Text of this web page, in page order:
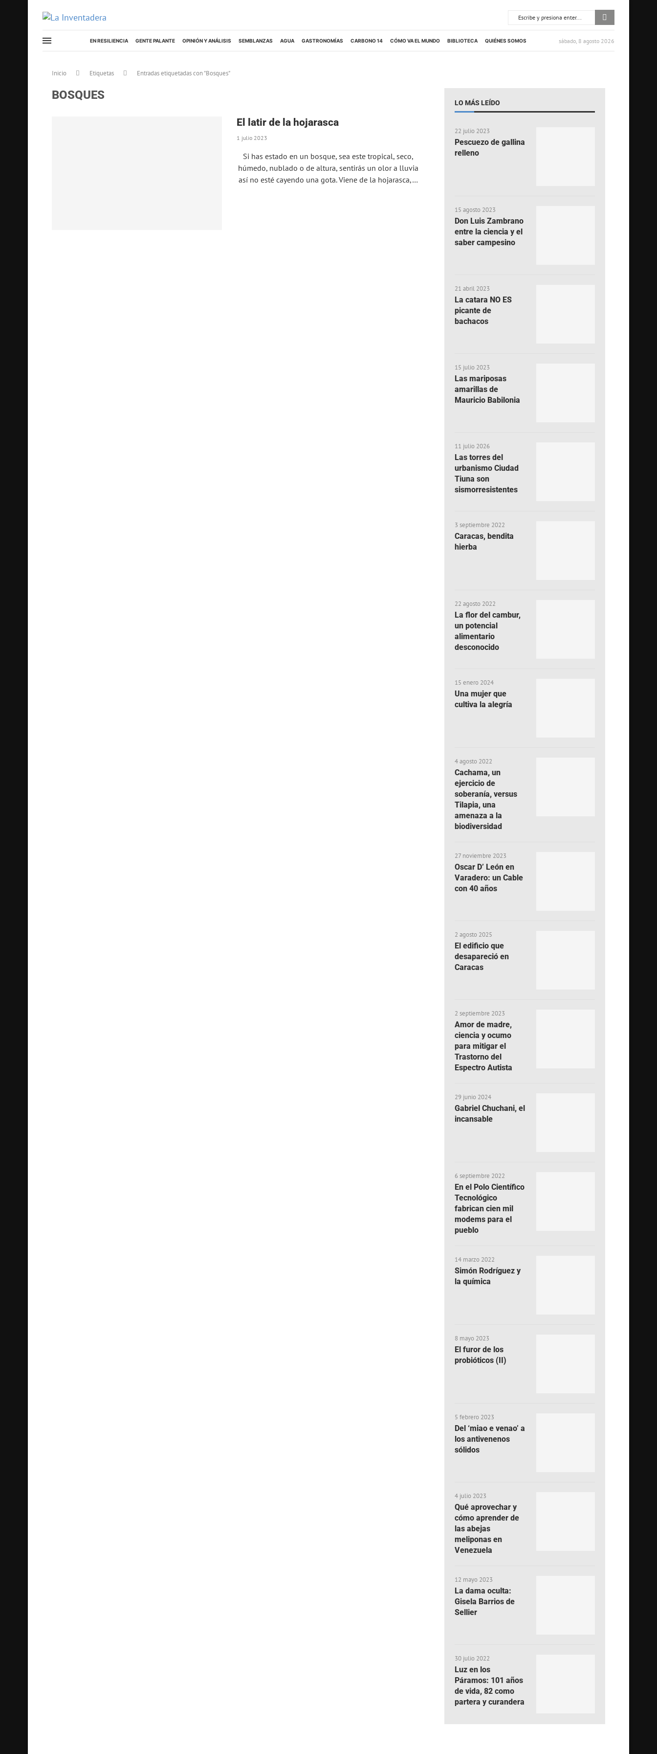
EN RESILIENCIA GENTE PALANTE OPINIÓN Y ANÁLISIS SEMBLANZAS AGUA GASTRONOMÍAS CARBONO 14 CÓMO VA EL MUNDO BIBLIOTECA QUIÉNES SOMOS sábado, 8 agosto 2026
Inicio Etiquetas Entradas etiquetadas con "Bosques"
BOSQUES
El latir de la hojarasca
1 julio 2023
Si has estado en un bosque, sea este tropical, seco,
húmedo, nublado o de altura, sentirás un olor a lluvia
así no esté cayendo una gota. Viene de la hojarasca,…
LO MÁS LEÍDO
22 julio 2023
Pescuezo de gallina
relleno
15 agosto 2023
Don Luis Zambrano
entre la ciencia y el
saber campesino
21 abril 2023
La catara NO ES
picante de
bachacos
15 julio 2023
Las mariposas
amarillas de
Mauricio Babilonia
11 julio 2026
Las torres del
urbanismo Ciudad
Tiuna son
sismorresistentes
3 septiembre 2022
Caracas, bendita
hierba
22 agosto 2022
La flor del cambur,
un potencial
alimentario
desconocido
15 enero 2024
Una mujer que
cultiva la alegría
4 agosto 2022
Cachama, un
ejercicio de
soberanía, versus
Tilapia, una
amenaza a la
biodiversidad
27 noviembre 2023
Oscar D’ León en
Varadero: un Cable
con 40 años
2 agosto 2025
El edificio que
desapareció en
Caracas
2 septiembre 2023
Amor de madre,
ciencia y ocumo
para mitigar el
Trastorno del
Espectro Autista
29 junio 2024
Gabriel Chuchani, el
incansable
6 septiembre 2022
En el Polo Científico
Tecnológico
fabrican cien mil
modems para el
pueblo
14 marzo 2022
Simón Rodríguez y
la química
8 mayo 2023
El furor de los
probióticos (II)
5 febrero 2023
Del ‘miao e venao’ a
los antivenenos
sólidos
4 julio 2023
Qué aprovechar y
cómo aprender de
las abejas
meliponas en
Venezuela
12 mayo 2023
La dama oculta:
Gisela Barrios de
Sellier
30 julio 2022
Luz en los
Páramos: 101 años
de vida, 82 como
partera y curandera